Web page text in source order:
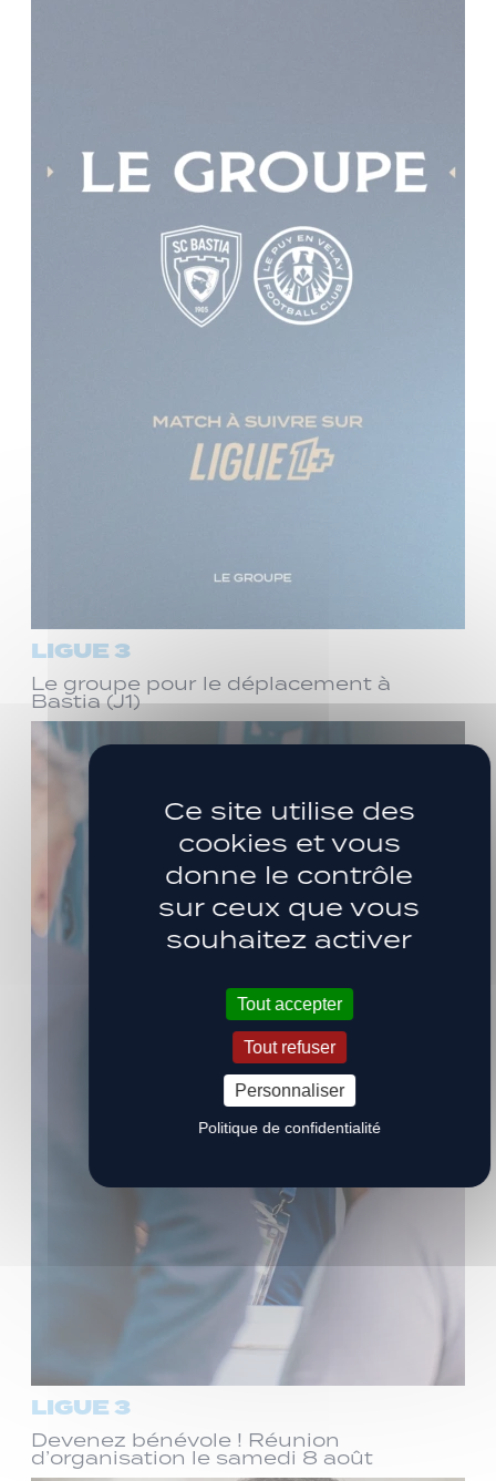
LIGUE 3
Le groupe pour le déplacement à
Bastia (J1)
LIGUE 3
Devenez bénévole ! Réunion
d’organisation le samedi 8 août
Ce site utilise des
cookies et vous
donne le contrôle
sur ceux que vous
souhaitez activer
Tout accepter
Tout refuser
Personnaliser
Politique de confidentialité